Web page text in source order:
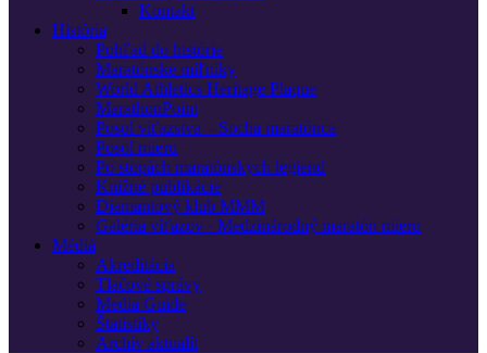
Kontakt
História
Pohľad do histórie
Maratónske míľniky
World Athletics Heritage Plaque
MarathonPoint
Posol víťazstva – Socha maratónca
Posol mieru
Po stopách maratónskych legiend
Knižné publikácie
Diamantový klub MMM
Galéria víťazov · Medzinárodný maratón mieru
Médiá
Akreditácia
Tlačové správy
Media Guide
Štatistiky
Archív aktualít